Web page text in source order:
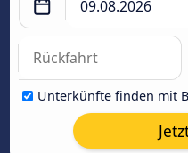
Unterkünfte finden mit